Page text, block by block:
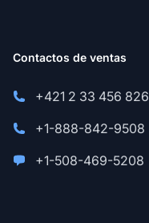
Contactos de ventas
+421 2 33 456 826
+1-888-842-9508
+1-508-469-5208